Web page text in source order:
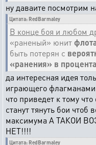
ну даваите посмотрим
Цитата: RedBarmaley
В конце боя и любом
«раненый» юнит
быть потерян с
«ранения» в
да интересная идея
играющего
что приведет к тому
станут тянуть бои чтоб
максимума А ТАКОИ
НЕТ!!!!
Цитата: RedBarmaley